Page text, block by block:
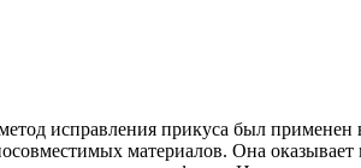
исправления прикуса был
материалов. Она оказывает